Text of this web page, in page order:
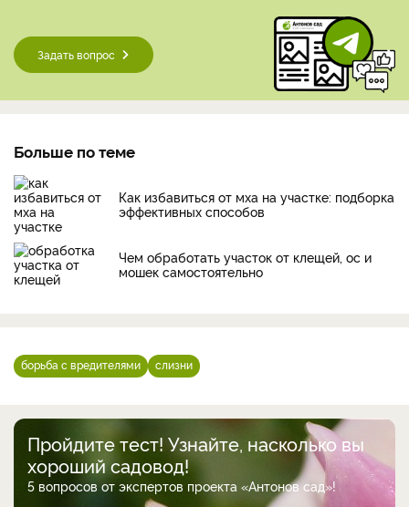
Задать вопрос
Больше по теме
Как избавиться от мха на участке: подборка
эффективных способов
Чем обработать участок от клещей, ос и
мошек самостоятельно
борьба с вредителями слизни
Пройдите тест! Узнайте, насколько вы
хороший садовод!
5 вопросов от экспертов проекта «Антонов сад»!